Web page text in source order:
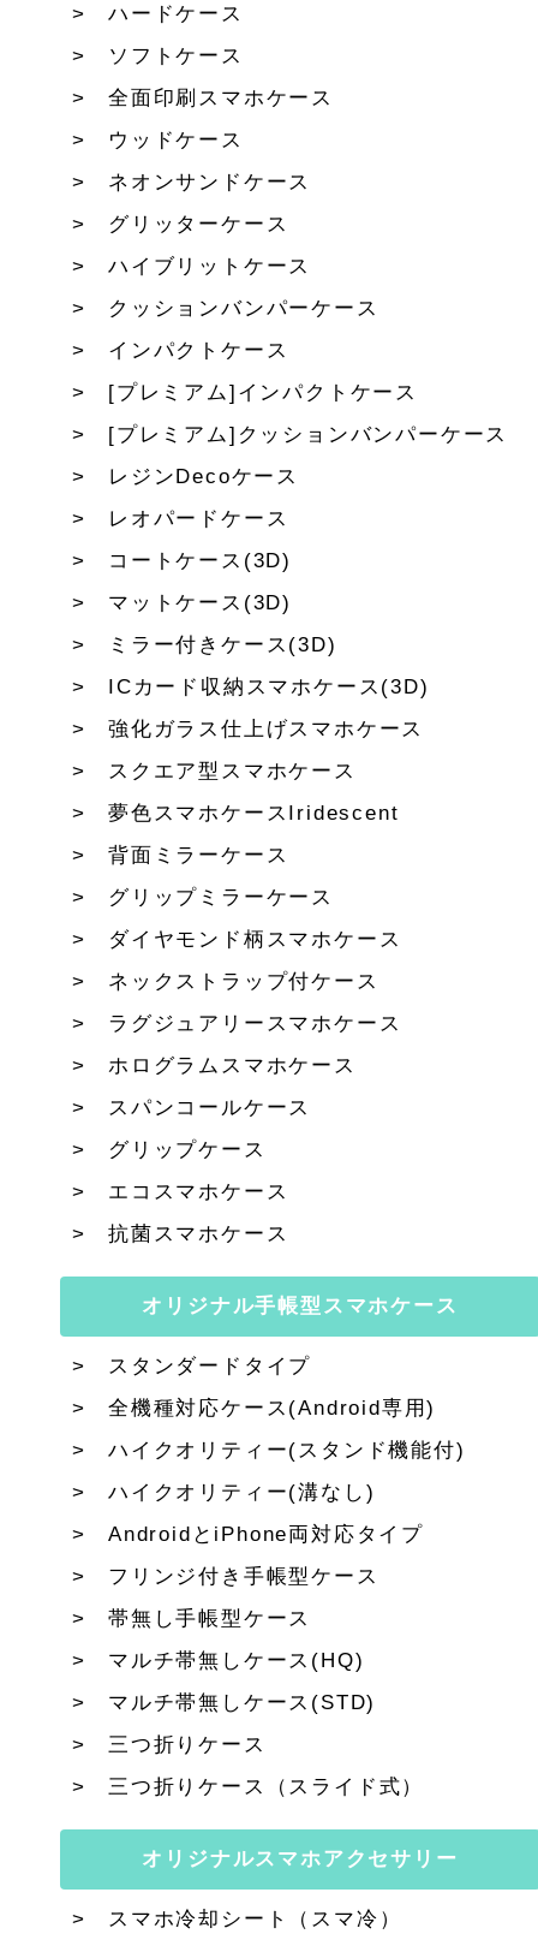
ハードケース
ソフトケース
全面印刷スマホケース
ウッドケース
ネオンサンドケース
グリッターケース
ハイブリットケース
クッションバンパーケース
インパクトケース
[プレミアム]インパクトケース
[プレミアム]クッションバンパーケース
レジンDecoケース
レオパードケース
コートケース(3D)
マットケース(3D)
ミラー付きケース(3D)
ICカード収納スマホケース(3D)
強化ガラス仕上げスマホケース
スクエア型スマホケース
夢色スマホケースIridescent
背面ミラーケース
グリップミラーケース
ダイヤモンド柄スマホケース
ネックストラップ付ケース
ラグジュアリースマホケース
ホログラムスマホケース
スパンコールケース
グリップケース
エコスマホケース
抗菌スマホケース
オリジナル手帳型スマホケース
スタンダードタイプ
全機種対応ケース(Android専用)
ハイクオリティー(スタンド機能付)
ハイクオリティー(溝なし)
AndroidとiPhone両対応タイプ
フリンジ付き手帳型ケース
帯無し手帳型ケース
マルチ帯無しケース(HQ)
マルチ帯無しケース(STD)
三つ折りケース
三つ折りケース（スライド式）
オリジナルスマホアクセサリー
スマホ冷却シート（スマ冷）